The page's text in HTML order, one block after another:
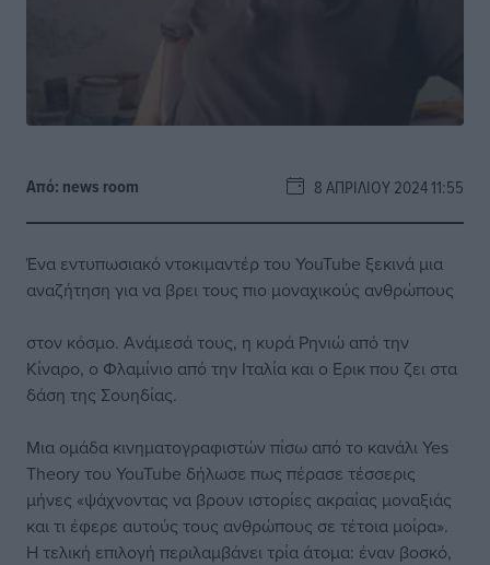
Από: news room 8 ΑΠΡΙΛΊΟΥ 2024 11:55
Ένα εντυπωσιακό ντοκιμαντέρ του YouTube ξεκινά μια
αναζήτηση για να βρει τους πιο μοναχικούς ανθρώπους
στον κόσμο. Ανάμεσά τους, η κυρά Ρηνιώ από την
Κίναρο, ο Φλαμίνιο από την Ιταλία και ο Ερικ που ζει στα
δάση της Σουηδίας.
Μια ομάδα κινηματογραφιστών πίσω από το κανάλι Yes
Theory του YouTube δήλωσε πως πέρασε τέσσερις
μήνες «ψάχνοντας να βρουν ιστορίες ακραίας μοναξιάς
και τι έφερε αυτούς τους ανθρώπους σε τέτοια μοίρα».
Η τελική επιλογή περιλαμβάνει τρία άτομα: έναν βοσκό,